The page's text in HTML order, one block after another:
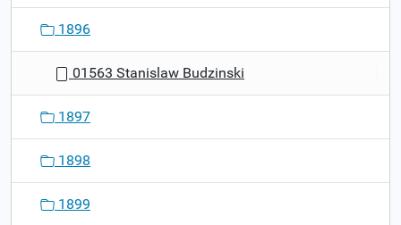
1896
01563 Stanislaw Budzinski
1897
1898
1899